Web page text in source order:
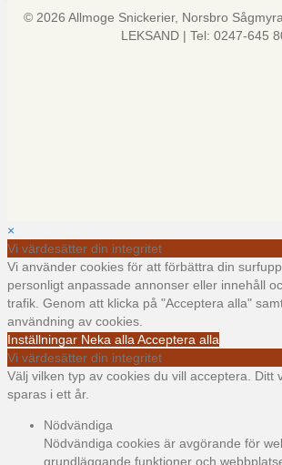
© 2026 Allmoge Snickerier, Norsbro
LEKSAND | Tel: 0247-645
×
Vi värdesätter din integritet
Vi använder cookies för att förbättra din
personligt anpassade annonser eller innehåll
trafik. Genom att klicka på "Acceptera alla"
användning av cookies.
Inställningar Neka alla Acceptera alla
Vi värdesätter din integritet
Välj vilken typ av cookies du vill acceptera. Ditt
sparas i ett år.
Nödvändiga
Nödvändiga cookies är avgörande för
grundläggande funktioner och